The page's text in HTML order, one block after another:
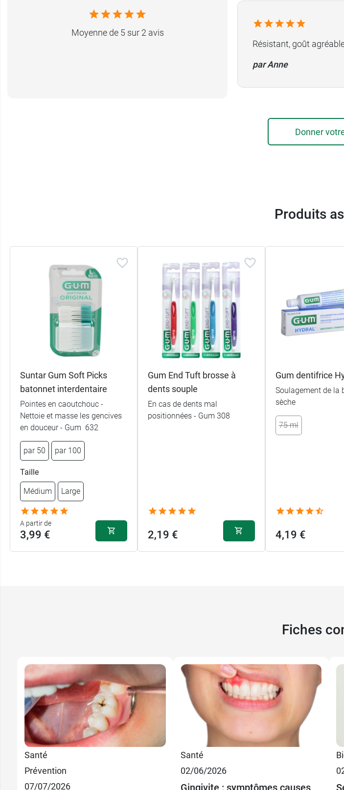
Moyenne de 5 sur 2 avis
Résistant, goût
par Anne
Donner
Produits
Suntar Gum Soft Picks
batonnet interdentaire
Pointes en caoutchouc -
Nettoie et masse les gencives
en douceur - Gum 632
par 50 par 100
Taille
Médium Large
A partir de
3,99 €
Gum End Tuft brosse à
dents souple
En cas de dents mal
positionnées - Gum 308
2,19 €
Gum dentifrice
Soulagement de la
sèche
75 ml
4,19 €
Fiches
Santé
Prévention
07/07/2026
Santé
02/06/2026
Gingivite : symptômes causes